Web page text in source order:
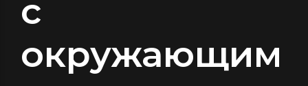
с
окружающим